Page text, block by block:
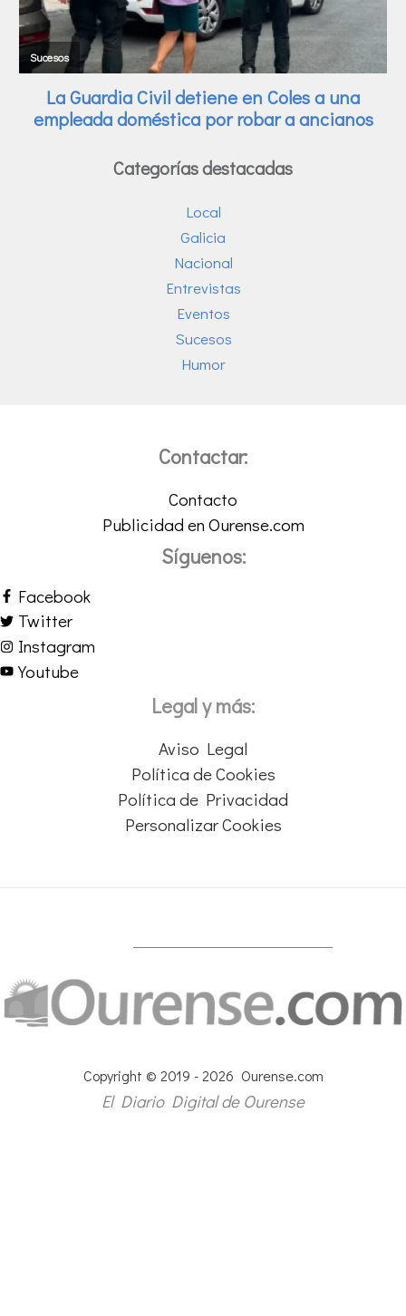
Categorías destacadas
Local
Galicia
Nacional
Entrevistas
Eventos
Sucesos
Humor
Contactar:
Contacto
Publicidad en Ourense.com
Síguenos:
Facebook
Twitter
Instagram
Youtube
Legal y más:
Aviso Legal
Política de Cookies
Política de Privacidad
Personalizar Cookies
Copyright © 2019 - 2026 Ourense.com
El Diario Digital de Ourense